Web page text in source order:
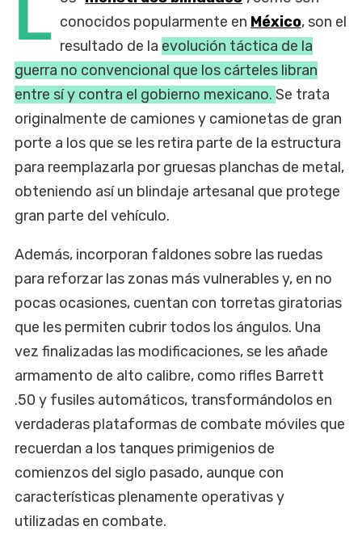
L conocidos popularmente en México, son el
resultado de la evolución táctica de la
guerra no convencional que los cárteles libran
entre sí y contra el gobierno mexicano. Se trata
originalmente de camiones y camionetas de gran
porte a los que se les retira parte de la estructura
para reemplazarla por gruesas planchas de metal,
obteniendo así un blindaje artesanal que protege
gran parte del vehículo.
Además, incorporan faldones sobre las ruedas
para reforzar las zonas más vulnerables y, en no
pocas ocasiones, cuentan con torretas giratorias
que les permiten cubrir todos los ángulos. Una
vez finalizadas las modificaciones, se les añade
armamento de alto calibre, como rifles Barrett
.50 y fusiles automáticos, transformándolos en
verdaderas plataformas de combate móviles que
recuerdan a los tanques primigenios de
comienzos del siglo pasado, aunque con
características plenamente operativas y
utilizadas en combate.